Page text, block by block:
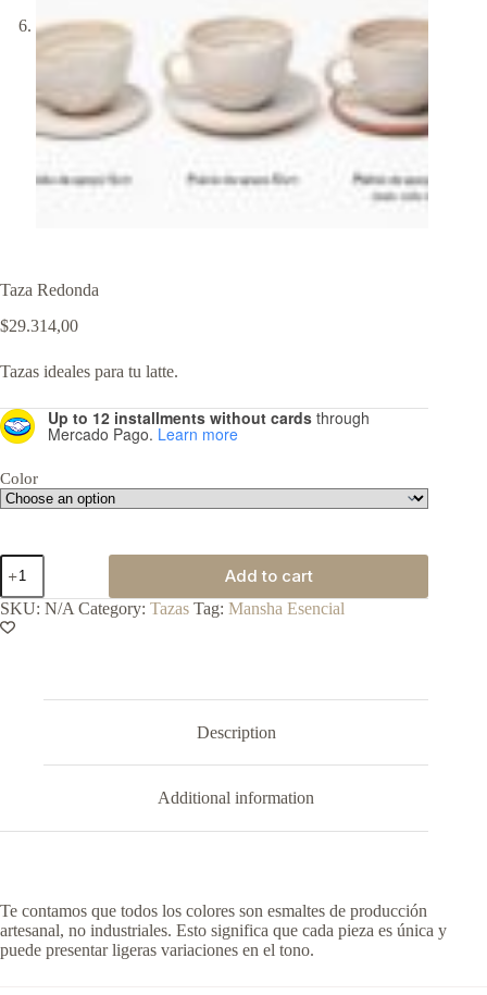
Taza Redonda
$29.314,00
Tazas ideales para tu latte.
Up to 12 installments without cards through
Mercado Pago. Learn more
Color
Taza
Redonda
quantity
Add to cart
SKU: N/A Category: Tazas Tag: Mansha Esencial
Description
Additional information
Te contamos que todos los colores son esmaltes de producción
artesanal, no industriales. Esto significa que cada pieza es única y
puede presentar ligeras variaciones en el tono.